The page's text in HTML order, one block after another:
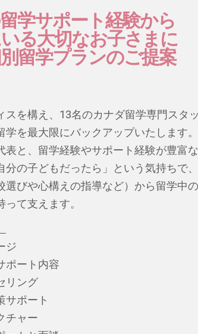
留学サポート経験から
る大切なお子さまに
留学プランのご提案
スを構え、13名のカナダ留学専門スタ
学を最大限にバックアップいたします
表と、留学経験やサポート経験が豊富
分の子どもだったら」という気持ちで
選びや心構えの指導など）から留学中
って支えます。
ジ
ポート内容
リング
サポート
チャー